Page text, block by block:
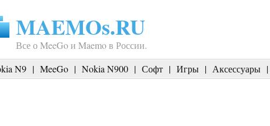
MAEMOs.RU
Все о MeeGo и Maemo в России.
N9 | MeeGo | Nokia N900 | Софт | Игры | Аксессуары |